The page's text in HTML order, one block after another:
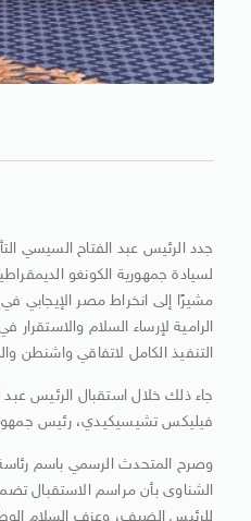
جدد الرئيس عبد الفتاح السيسي
لسيادة جمهورية الكونغو
مشيرًا إلى انخراط مصر الإيجابي في
الرامية لإرساء السلام
التنفيذ الكامل لاتفاقي واشنطن
جاء ذلك خلال استقبال الرئيس عبد
فيليكس تشيسيكيدي، رئيس
وصرح المتحدث الرسمي باسم
الشناوى بأن مراسم الاستقبال